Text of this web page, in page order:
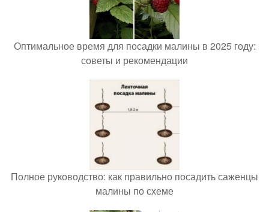
Оптимальное время для посадки малины в 2025 году:
советы и рекомендации
Полное руководство: как правильно посадить саженцы
малины по схеме